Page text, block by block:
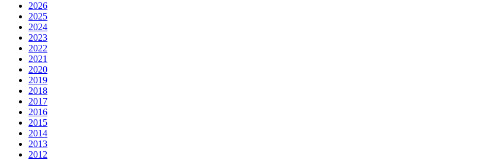
2026
2025
2024
2023
2022
2021
2020
2019
2018
2017
2016
2015
2014
2013
2012